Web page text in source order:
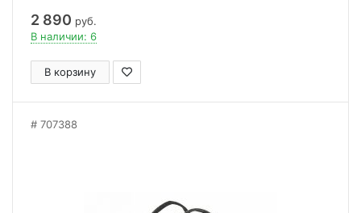
2 890 руб.
В наличии: 6
В корзину
707388